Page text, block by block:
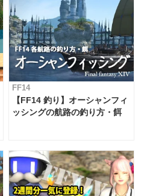
FF14
【FF14 釣り】オーシャンフィ
ッシングの航路の釣り方・餌